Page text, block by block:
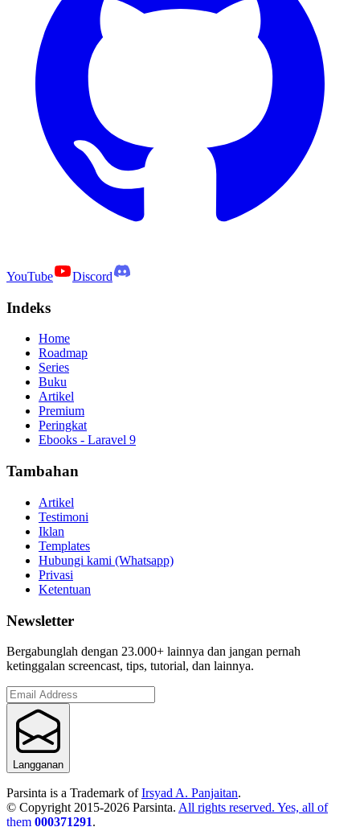
YouTube Discord
Indeks
Home
Roadmap
Series
Buku
Artikel
Premium
Peringkat
Ebooks - Laravel 9
Tambahan
Artikel
Testimoni
Iklan
Templates
Hubungi kami (Whatsapp)
Privasi
Ketentuan
Newsletter
Bergabunglah dengan 23.000+ lainnya dan jangan pernah
ketinggalan screencast, tips, tutorial, dan lainnya.
Langganan
Parsinta is a Trademark of Irsyad A. Panjaitan.
© Copyright 2015-2026 Parsinta. All rights reserved. Yes, all of
them 000371291.